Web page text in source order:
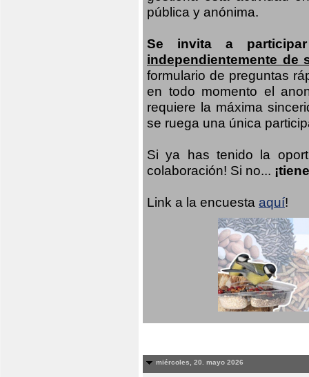
pública y anónima.
Se invita a
independientemente
formulario de preguntas
en todo momento el
requiere la máxima
se ruega una única
Si ya has tenido la
colaboración! Si no...
Link a la encuesta aquí!
miércoles, 20. mayo 2026